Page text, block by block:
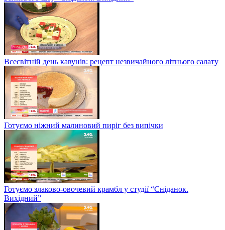
Всесвітній день кавунів: рецепт незвичайного літнього салату
Готуємо ніжний малиновий пиріг без випічки
Готуємо злаково-овочевий крамбл у студії “Сніданок.
Вихідний”